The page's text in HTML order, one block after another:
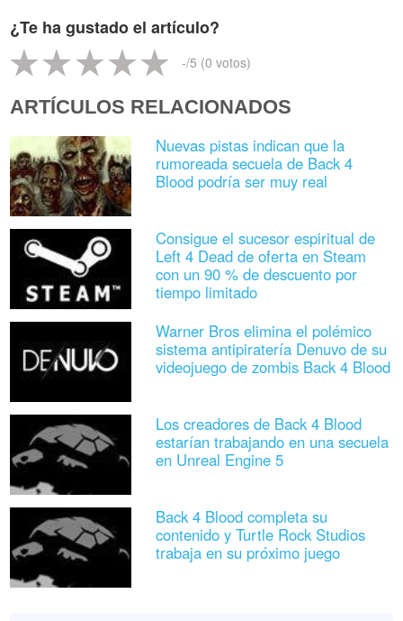
¿Te ha gustado el artículo?
-/5 (0 votos)
ARTÍCULOS RELACIONADOS
Nuevas pistas indican que la
rumoreada secuela de Back 4
Blood podría ser muy real
Consigue el sucesor espiritual de
Left 4 Dead de oferta en Steam
con un 90 % de descuento por
tiempo limitado
Warner Bros elimina el polémico
sistema antipiratería Denuvo de su
videojuego de zombis Back 4 Blood
Los creadores de Back 4 Blood
estarían trabajando en una secuela
en Unreal Engine 5
Back 4 Blood completa su
contenido y Turtle Rock Studios
trabaja en su próximo juego